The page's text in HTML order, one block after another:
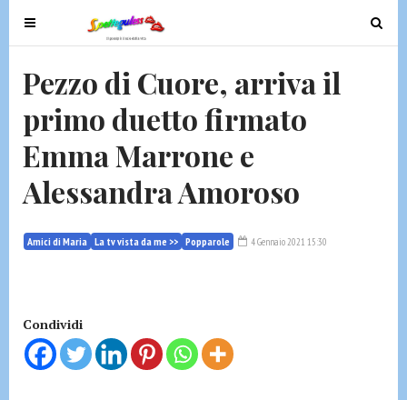
T
o
g
e
n
v
g
o
n
T
o
Pezzo di Cuore, arriva il
primo duetto firmato
Emma Marrone e
Alessandra Amoroso
Amici di Maria La tv vista da me >> Popparole 4 Gennaio 2021 15:30
Condividi